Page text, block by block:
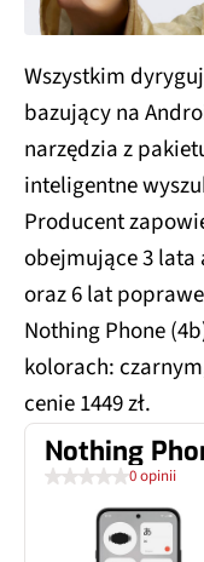
Wszystkim
bazujący na
narzędzia z
inteligentne
Producent
obejmujące 3
oraz 6 lat
Nothing Phone
kolorach:
cenie 1449 zł.
Nothing
0 opinii